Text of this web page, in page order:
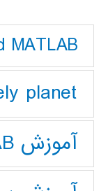
MATLAB
planet
آموزش MATLAB